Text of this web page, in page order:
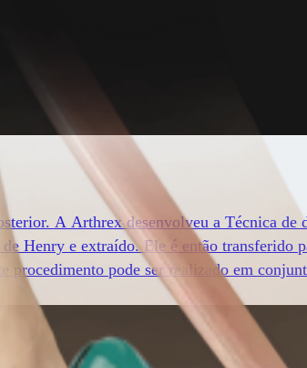
A Arthrex desenvolveu a Técnica de
Henry e extraído. Ele é então
procedimento pode ser realizado em